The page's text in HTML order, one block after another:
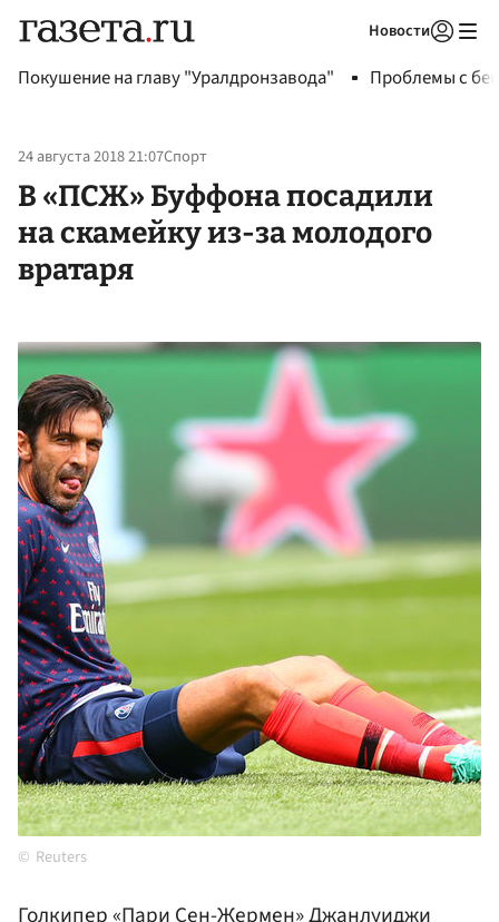
Новости
Покушение на главу "Уралдронзавода" Проблемы с
24 августа 2018 21:07Спорт
В «ПСЖ» Буффона посадили
на скамейку из-за молодого
вратаря
Reuters
Голкипер «Пари Сен-Жермен»Джанлуиджи